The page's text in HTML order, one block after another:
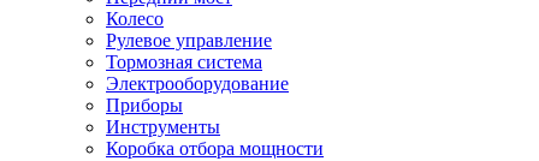
Колесо
Рулевое управление
Тормозная система
Электрооборудование
Приборы
Инструменты
Коробка отбора мощности